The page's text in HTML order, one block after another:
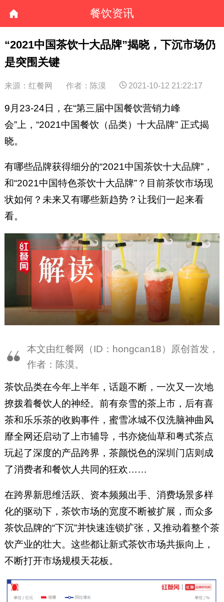
餐饮资讯
“2021中国茶饮十大品牌”揭晓，下沉市场仍
是突围关键
来源：红餐网 作者：陈漠 2021-10-12 21:22:17
9月23-24日，在“第三届中国餐饮营销力峰
会”上，“2021中国餐饮（品类）十大品牌” 正式揭
晓。
有哪些品牌获得细分的“2021中国茶饮十大品牌”，
和“2021中国特色茶饮十大品牌”？目前茶饮市场现
状如何？未来又有哪些新趋势？让我们一起来看
看。
本文由红餐网（ID：hongcan18）原创首发，
作者：陈漠。
茶饮品类在今年上半年，话题不断，一次又一次地
撩拨着餐饮人的神经。前有奈雪的茶上市，后有喜
茶和乐乐茶的收购事件，蜜雪冰城不仅洗脑神曲风
靡全网还启动了上市辅导，书亦烧仙草和粤式茶点
玩起了深度的产品跨界，茶颜悦色的深圳门店则成
了消费者和餐饮人共同的狂欢……
在跨界新思维活跃、资本频频出手、消费场景多样
化的驱动下，茶饮市场的宽度不断被扩展，而众多
茶饮品牌的“下沉”并快速连锁扩张，又推动着整个茶
饮产业的壮大。这些都让新式茶饮市场共振向上，
不断打开市场规模天花板。